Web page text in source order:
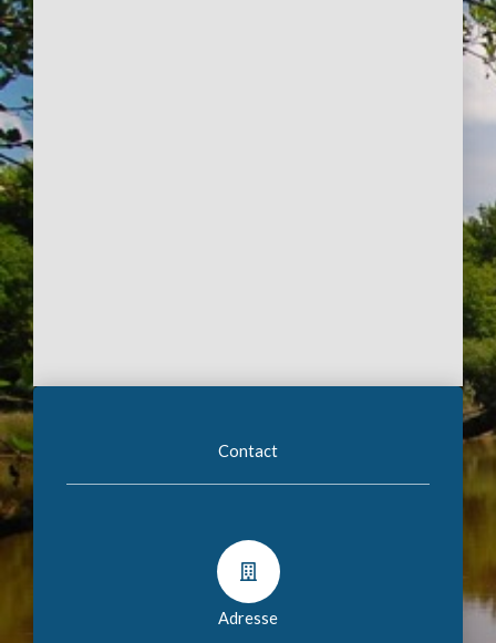
Contact
Adresse